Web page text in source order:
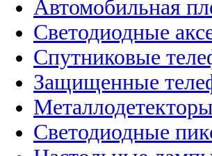
Автомобильная
Светодиодные
Спутниковые
Защищенные
Металлодетекторы
Светодиодные